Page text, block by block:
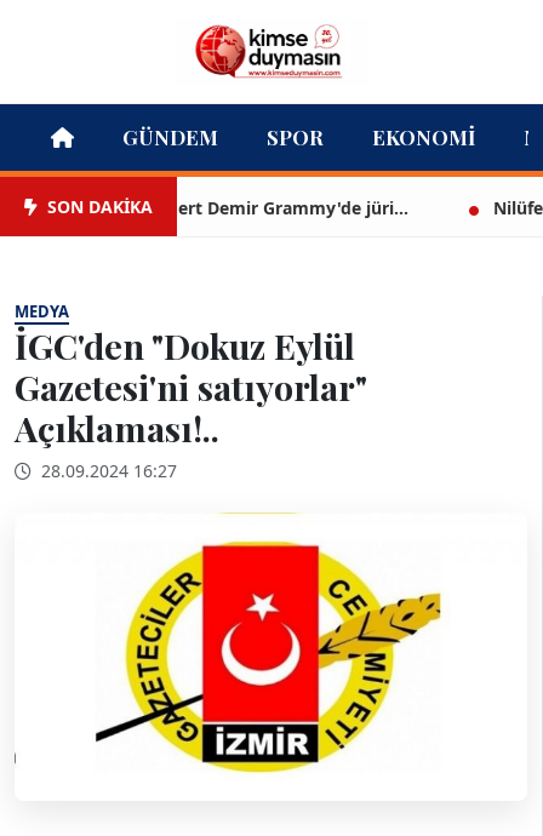
GÜNDEM SPOR EKONOMI
SON DAKİKAMert Demir Grammy'de jüri... Nilüfer
MEDYA
İGC'den "Dokuz Eylül
Gazetesi'ni satıyorlar"
Açıklaması!..
28.09.2024 16:27